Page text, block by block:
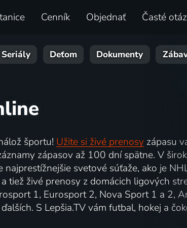
Cenník Objednať Časté
Seriály Deťom Dokumenty
športu! Užite si živé prenosyzápasu
zápasov až 100 dní spätne. V
svetové súťaže, ako je
tiež živé prenosy z domácich ligových
1, Eurosport 2, Nova Sport 1 a 2,
S Lepšia.TV vám futbal, hokej a